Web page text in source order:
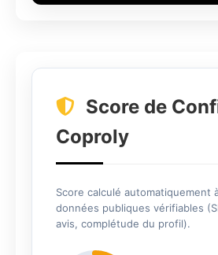
Score de
Coproly
Score calculé automatiquement
données publiques vérifiables
avis, complétude du profil).